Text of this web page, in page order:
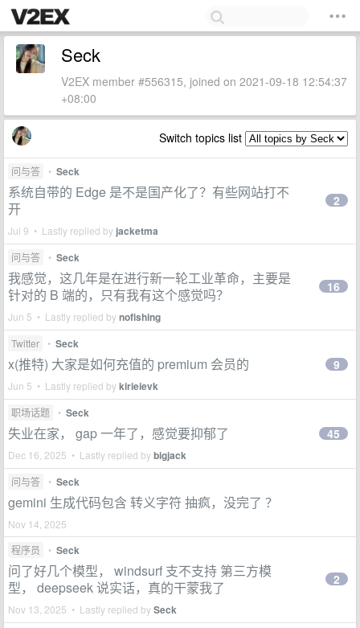
Seck
V2EX member #556315, joined on 2021-09-18 12:54:37
+08:00
Switch topics list
问与答 • Seck
系统自带的 Edge 是不是国产化了？有些网站打不
开
Jul 9 • Lastly replied by jacketma
2
问与答 • Seck
我感觉，这几年是在进行新一轮工业革命，主要是
针对的 B 端的，只有我有这个感觉吗？
Jun 5 • Lastly replied bynofishing
16
Twitter • Seck
x(推特) 大家是如何充值的 premium 会员的
Jun 5 • Lastly replied bykirieievk
9
职场话题 • Seck
失业在家， gap 一年了，感觉要抑郁了
Dec 16, 2025 • Lastly replied bybigjack
45
问与答 • Seck
gemini 生成代码包含 转义字符 抽疯，没完了 ？
Nov 14, 2025
程序员
• Seck
问了好几个模型， windsurf 支不支持 第三方模
型， deepseek 说实话，真的干蒙我了
Nov 13, 2025 • Lastly replied bySeck
2